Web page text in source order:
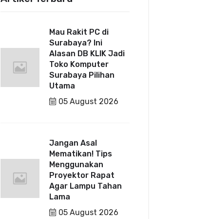
Mau Rakit PC di
Surabaya? Ini
Alasan DB KLIK Jadi
Toko Komputer
Surabaya Pilihan
Utama
05 August 2026
Jangan Asal
Mematikan! Tips
Menggunakan
Proyektor Rapat
Agar Lampu Tahan
Lama
05 August 2026